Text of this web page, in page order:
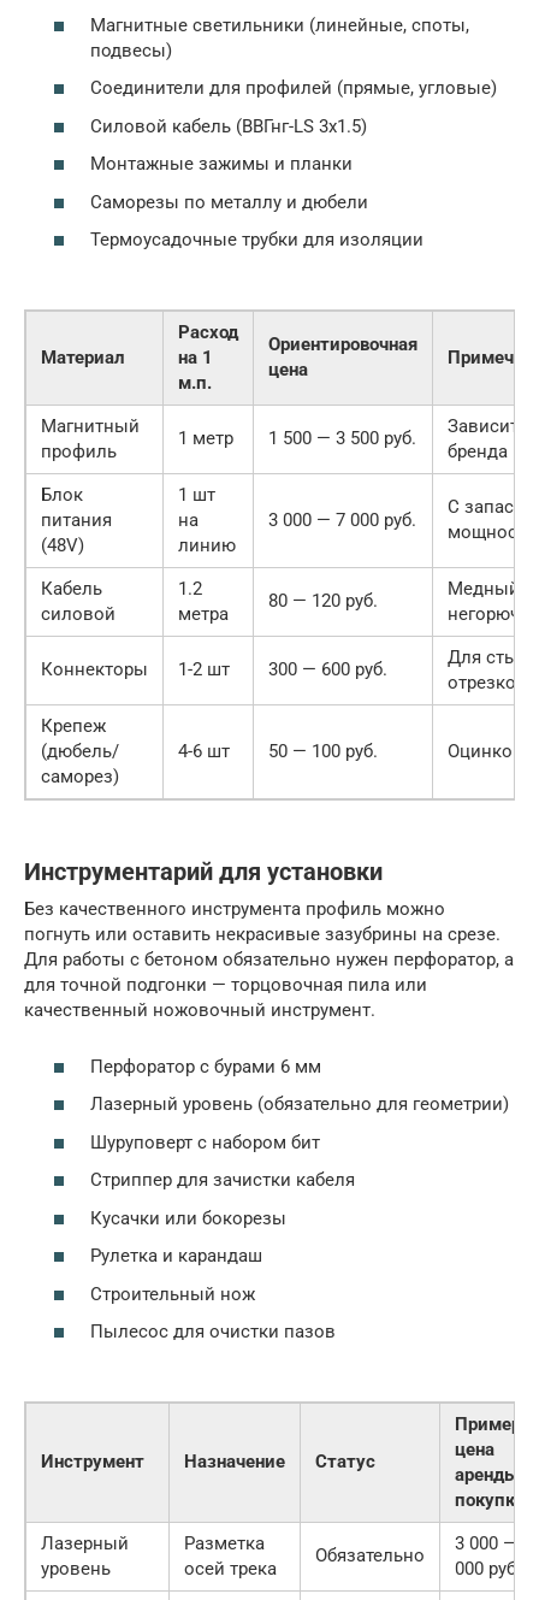
Магнитные светильники (линейные, споты,
подвесы)
Соединители для профилей (прямые, угловые)
Силовой кабель (ВВГнг-LS 3х1.5)
Монтажные зажимы и планки
Саморезы по металлу и дюбели
Термоусадочные трубки для изоляции
Материал
Расход
на 1
м.п.
Ориентировочная
цена
Магнитный
профиль
1 метр 1 500 — 3 500 руб.
Зависит
бренда
Блок
питания
(48V)
1 шт
на
линию
3 000 — 7 000 руб.
С запасом
мощности
Кабель
силовой
1.2
метра
80 — 120 руб.
Медный,
Коннекторы 1-2 шт 300 — 600 руб.
Для
отрезков
Крепеж
(дюбель/
саморез)
4-6 шт 50 — 100 руб.
Инструментарий для установки
Без качественного инструмента профиль можно
погнуть или оставить некрасивые зазубрины на срезе.
Для работы с бетоном обязательно нужен перфоратор, а
для точной подгонки — торцовочная пила или
качественный ножовочный инструмент.
Перфоратор с бурами 6 мм
Лазерный уровень (обязательно для геометрии)
Шуруповерт с набором бит
Стриппер для зачистки кабеля
Кусачки или бокорезы
Рулетка и карандаш
Строительный нож
Пылесос для очистки пазов
Инструмент Назначение Статус
цена
аренды/
покупки
Лазерный
уровень
Разметка
осей трека
Обязательно
3 000 —
000 руб.